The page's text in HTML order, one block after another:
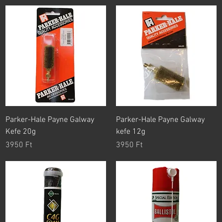
Parker-Hale Payne Galway
Kefe 20g
Ár
3950 Ft
Parker-Hale Payne Galway
kefe 12g
Ár
3950 Ft